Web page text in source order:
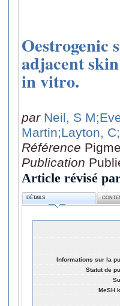
Oestrogenic
adjacent
in vitro.
par Neil, S M
Martin;Layton, C
Référence
Publication
Article révisé
DÉTAILS
Informations sur la
Statut de
MeSH